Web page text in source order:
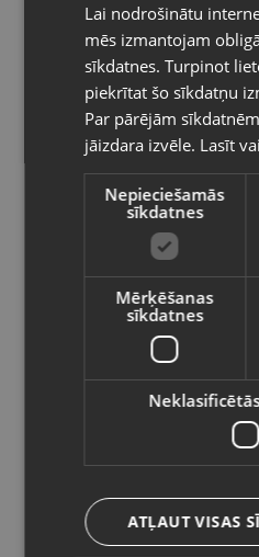
Kategorija:Dāvanu kastīte
Izmērs: 4,5x4,5x4,5
1.50€
Preces informācija
Telefona numurs:
Pasūtījumi tiks
izvēlēto valsti
Vietnes saturs būs
valodā
Valsts
Latviešu / Latvian
Lai nodrošinātu
mēs izmantojam
sīkdatnes. Turpinot
piekrītat šo sīkdatņu
Par pārējām
jāizdara izvēle. Lasīt
Nepieciešamās
sīkdatnes
Mērķēšanas
sīkdatnes
ATĻAUT VISAS